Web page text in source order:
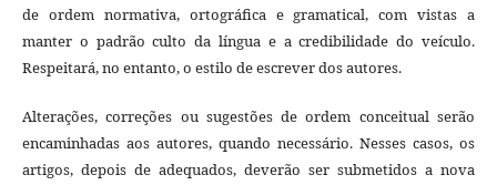
de ordem normativa, ortográfica e gramatical, com vistas a
manter o padrão culto da língua e a credibilidade do veículo.
Respeitará, no entanto, o estilo de escrever dos autores.
Alterações, correções ou sugestões de ordem conceitual serão
encaminhadas aos autores, quando necessário. Nesses casos, os
artigos, depois de adequados, deverão ser submetidos a nova